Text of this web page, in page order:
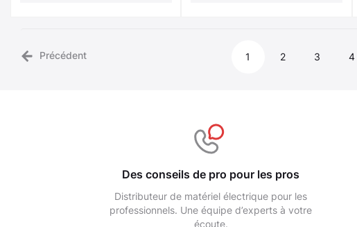
Précédent 1 2 3 4
Des conseils de pro pour les pros
Distributeur de matériel électrique pour les
professionnels. Une équipe d’experts à votre
écoute.